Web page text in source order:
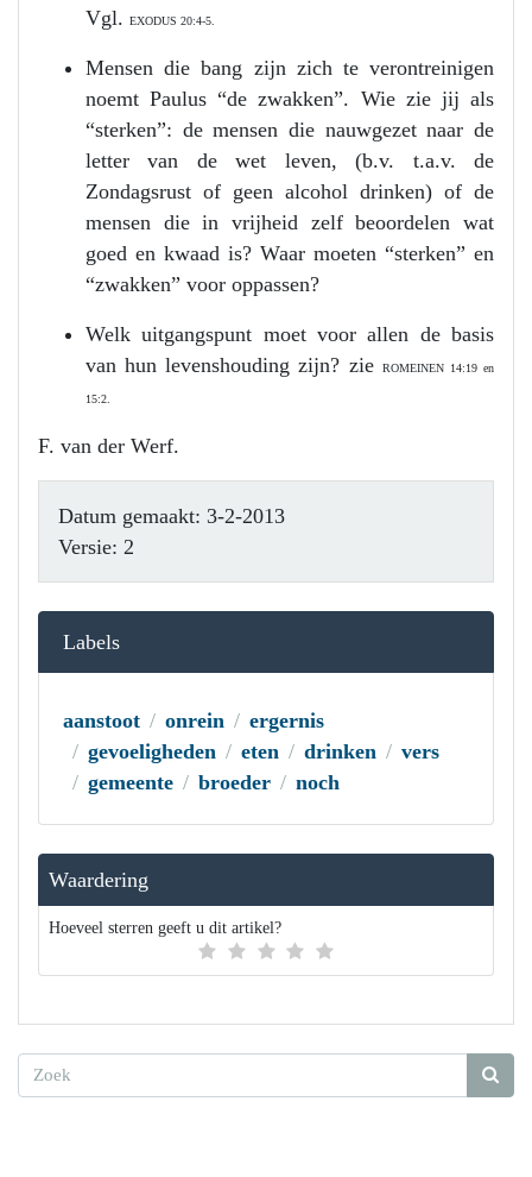
Vgl. EXODUS 20:4-5.
Mensen die bang zijn zich te verontreinigen
noemt Paulus “de zwakken”. Wie zie jij als
“sterken”: de mensen die nauwgezet naar de
letter van de wet leven, (b.v. t.a.v. de
Zondagsrust of geen alcohol drinken) of de
mensen die in vrijheid zelf beoordelen wat
goed en kwaad is? Waar moeten “sterken” en
“zwakken” voor oppassen?
Welk uitgangspunt moet voor allen de basis
van hun levenshouding zijn? zie
ROMEINEN 14:19 en
15:2.
F. van der Werf.
Datum gemaakt: 3-2-2013
Versie: 2
Labels
aanstoot onrein
ergernis
gevoeligheden
eten drinken
vers
gemeente
broeder noch
Waardering
Hoeveel sterren geeft u dit artikel?